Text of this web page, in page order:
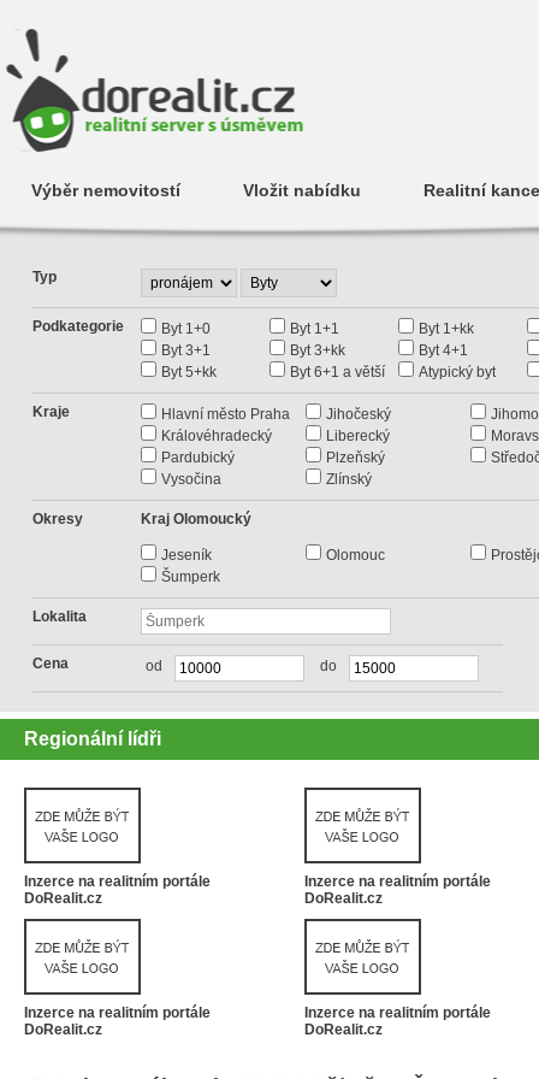
Výběr nemovitostí Vložit nabídku Realitní
Typ
Podkategorie Byt 1+0 Byt 1+1
Byt 1+kk
Byt 3+1
Byt 3+kk
Byt 4+1
Byt 5+kk
Byt 6+1 a větší Atypický byt
Kraje Hlavní město Praha Jihočeský
Královéhradecký
Liberecký
Pardubický
Plzeňský
Vysočina
Zlínský
Okresy Kraj Olomoucký
Jeseník Olomouc
Šumperk
Lokalita
Cena od do
Regionální lídři
Inzerce na realitním portále
DoRealit.cz
Inzerce na realitním portále
DoRealit.cz
Inzerce na realitním portále
DoRealit.cz
Inzerce na realitním portále
DoRealit.cz